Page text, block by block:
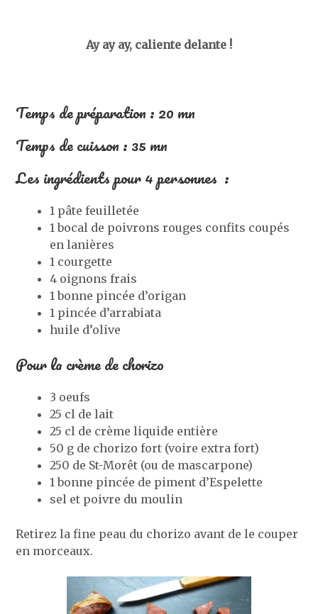
Ay ay ay, caliente delante !
Temps de préparation : 20 mn
Temps de cuisson : 35 mn
Les ingrédients pour 4 personnes :
1 pâte feuilletée
1 bocal de poivrons rouges confits coupés
en lanières
1 courgette
4 oignons frais
1 bonne pincée d’origan
1 pincée d’arrabiata
huile d’olive
Pour la crème de chorizo
3 oeufs
25 cl de lait
25 cl de crème liquide entière
50 g de chorizo fort (voire extra fort)
250 de St-Morêt (ou de mascarpone)
1 bonne pincée de piment d’Espelette
sel et poivre du moulin
Retirez la fine peau du chorizo avant de le couper
en morceaux.